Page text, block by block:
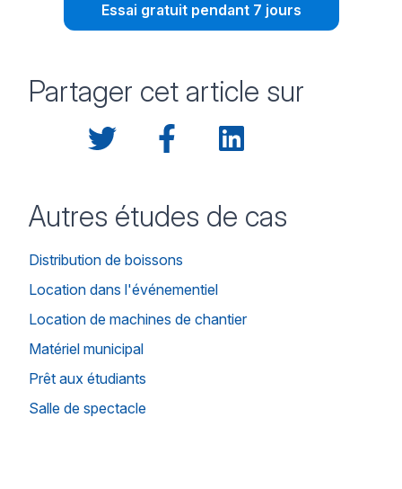
Essai gratuit pendant 7 jours
Autres études de cas
Distribution de boissons
Location dans l'événementiel
Location de machines de chantier
Matériel municipal
Prêt aux étudiants
Salle de spectacle
Partager cet article sur